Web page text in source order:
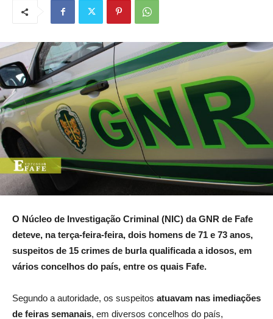
O Núcleo de Investigação Criminal (NIC) da GNR de Fafe
deteve, na terça-feira-feira, dois homens de 71 e 73 anos,
suspeitos de 15 crimes de burla qualificada a idosos, em
vários concelhos do país, entre os quais Fafe.
Segundo a autoridade, os suspeitos atuavam nas imediações
de feiras semanais, em diversos concelhos do país,